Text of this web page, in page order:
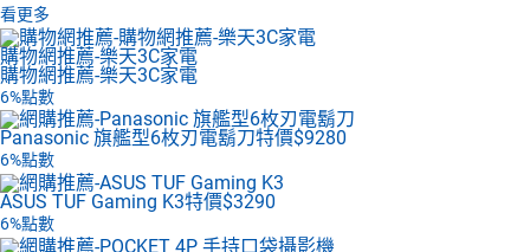
看更多
購物網推薦-樂天3C家電
購物網推薦-樂天3C家電
6%點數
Panasonic 旗艦型6枚刃電鬍刀特價$9280
6%點數
ASUS TUF Gaming K3特價$3290
6%點數